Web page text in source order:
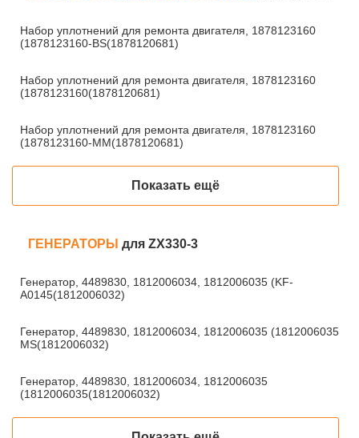
Набор уплотнений для ремонта двигателя, 1878123160
(1878123160-BS(1878120681)
Набор уплотнений для ремонта двигателя, 1878123160
(1878123160(1878120681)
Набор уплотнений для ремонта двигателя, 1878123160
(1878123160-MM(1878120681)
Показать ещё
ГЕНЕРАТОРЫ для ZX330-3
Генератор, 4489830, 1812006034, 1812006035 (KF-
A0145(1812006032)
Генератор, 4489830, 1812006034, 1812006035 (1812006035-
MS(1812006032)
Генератор, 4489830, 1812006034, 1812006035
(1812006035(1812006032)